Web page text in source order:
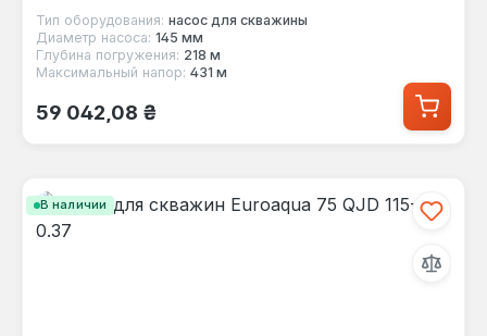
Тип оборудования: насос для скважины
Диаметр насоса: 145 мм
Глубина погружения: 218 м
Максимальный напор: 431 м
Обычная цена:
59 042,08 ₴
В наличии